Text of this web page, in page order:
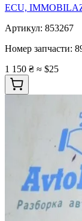
ECU,
Артикул: 853267
Номер запчасти:
1 150 ₴ ≈ $25